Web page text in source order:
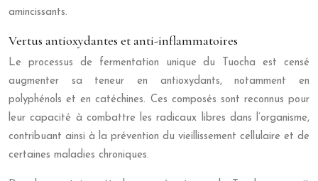
amincissants.
Vertus antioxydantes et anti-inflammatoires
Le processus de fermentation unique du Tuocha est censé
augmenter sa teneur en antioxydants, notamment en
polyphénols et en catéchines. Ces composés sont reconnus pour
leur capacité à combattre les radicaux libres dans l’organisme,
contribuant ainsi à la prévention du vieillissement cellulaire et de
certaines maladies chroniques.